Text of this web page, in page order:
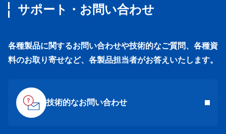
サポート・お問い合わせ
各種製品に関するお問い合わせや技術的なご質問、各種資
料のお取り寄せなど、各製品担当者がお答えいたします。
技術的なお問い合わせ